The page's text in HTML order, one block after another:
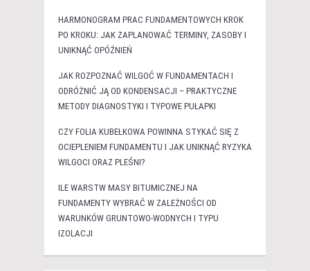
HARMONOGRAM PRAC FUNDAMENTOWYCH KROK
PO KROKU: JAK ZAPLANOWAĆ TERMINY, ZASOBY I
UNIKNĄĆ OPÓŹNIEŃ
JAK ROZPOZNAĆ WILGOĆ W FUNDAMENTACH I
ODRÓŻNIĆ JĄ OD KONDENSACJI – PRAKTYCZNE
METODY DIAGNOSTYKI I TYPOWE PUŁAPKI
CZY FOLIA KUBEŁKOWA POWINNA STYKAĆ SIĘ Z
OCIEPLENIEM FUNDAMENTU I JAK UNIKNĄĆ RYZYKA
WILGOCI ORAZ PLEŚNI?
ILE WARSTW MASY BITUMICZNEJ NA
FUNDAMENTY WYBRAĆ W ZALEŻNOŚCI OD
WARUNKÓW GRUNTOWO-WODNYCH I TYPU
IZOLACJI